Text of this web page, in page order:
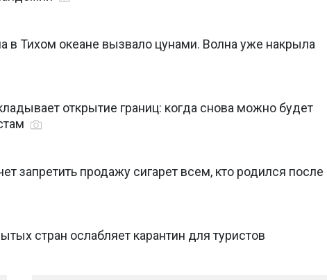
в Тихом океане вызвало цунами. Волна уже накрыла
открытие границ: когда снова можно будет
запретить продажу сигарет всем, кто родился после
стран ослабляет карантин для туристов